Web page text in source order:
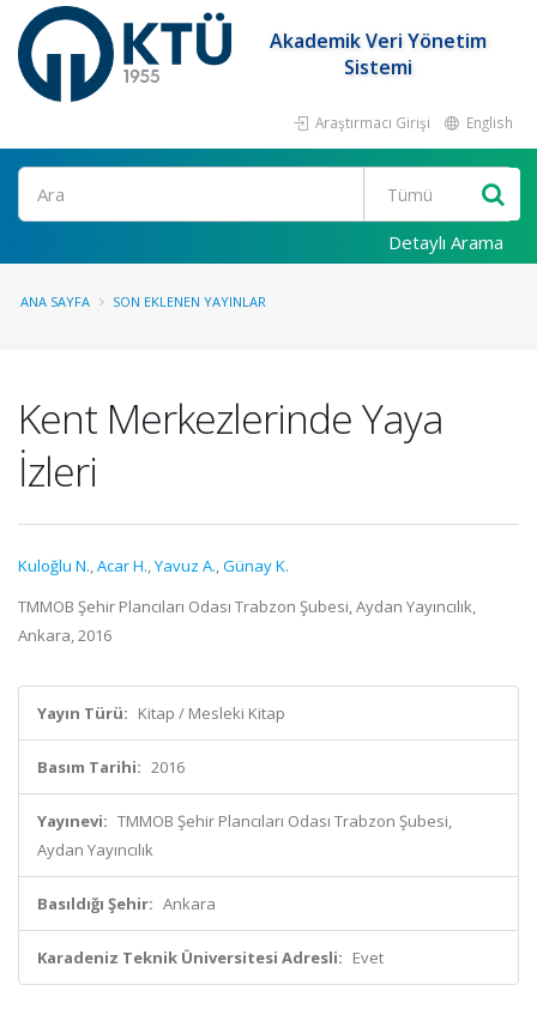
Akademik Veri Yönetim
Sistemi
Araştırmacı Girişi English
Ara
Detaylı Arama
ANA SAYFA SON EKLENEN YAYINLAR
Kent Merkezlerinde Yaya
İzleri
Kuloğlu N.,Acar H.,Yavuz A.,Günay K.
TMMOB Şehir Plancıları Odası Trabzon Şubesi, Aydan Yayıncılık,
Ankara, 2016
Yayın Türü: Kitap / Mesleki Kitap
Basım Tarihi: 2016
Yayınevi: TMMOB Şehir Plancıları Odası Trabzon Şubesi,
Aydan Yayıncılık
Basıldığı Şehir: Ankara
Karadeniz Teknik Üniversitesi Adresli: Evet